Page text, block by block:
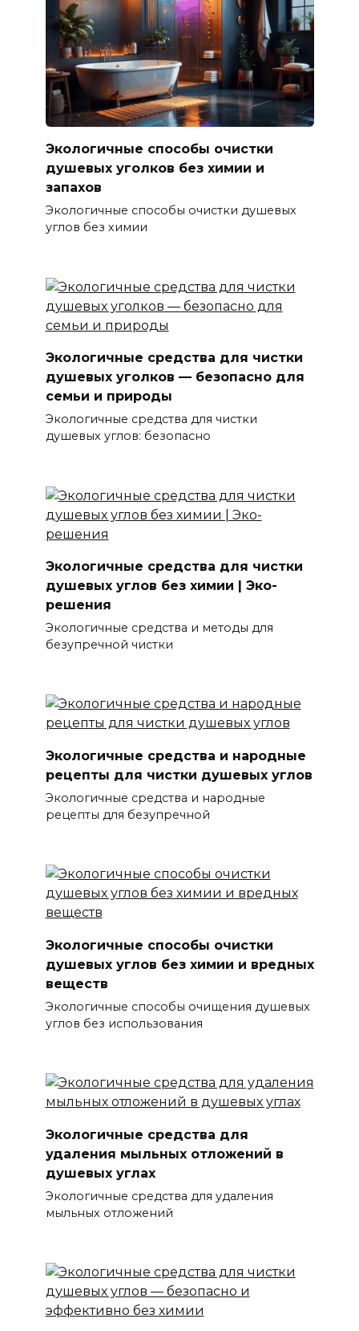
Экологичные способы очистки
душевых уголков без химии и
запахов
Экологичные способы очистки душевых
углов без химии
Экологичные средства для чистки
душевых уголков — безопасно для
семьи и природы
Экологичные средства для чистки
душевых углов: безопасно
Экологичные средства для чистки
душевых углов без химии | Эко-
решения
Экологичные средства и методы для
безупречной чистки
Экологичные средства и народные
рецепты для чистки душевых углов
Экологичные средства и народные
рецепты для безупречной
Экологичные способы очистки
душевых углов без химии и вредных
веществ
Экологичные способы очищения душевых
углов без использования
Экологичные средства для
удаления мыльных отложений в
душевых углах
Экологичные средства для удаления
мыльных отложений